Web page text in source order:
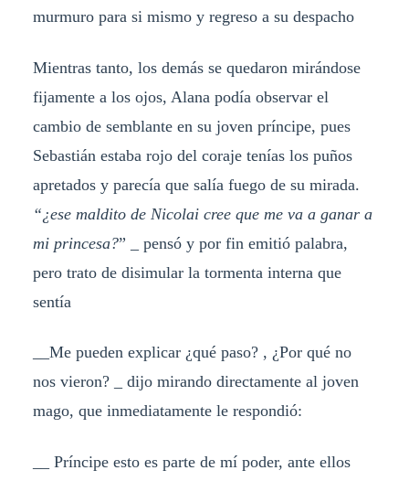
murmuro para si mismo y regreso a su despacho
Mientras tanto, los demás se quedaron mirándose
fijamente a los ojos, Alana podía observar el
cambio de semblante en su joven príncipe, pues
Sebastián estaba rojo del coraje tenías los puños
apretados y parecía que salía fuego de su mirada.
“¿ese maldito de Nicolai cree que me va a ganar a
mi princesa?” _ pensó y por fin emitió palabra,
pero trato de disimular la tormenta interna que
sentía
__Me pueden explicar ¿qué paso? , ¿Por qué no
nos vieron? _ dijo mirando directamente al joven
mago, que inmediatamente le respondió:
__ Príncipe esto es parte de mí poder, ante ellos